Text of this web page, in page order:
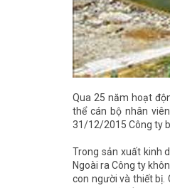
Qua 25 năm hoạt
thể cán bộ nhân
31/12/2015 Công ty
Trong sản xuất kinh
Ngoài ra Công ty
con người và thiết bị.